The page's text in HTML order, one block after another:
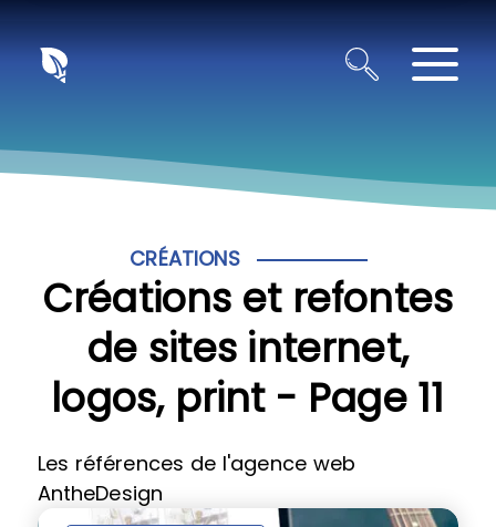
CRÉATIONS
Créations et refontes
de sites internet,
logos, print - Page 11
Les références de l'agence web
AntheDesign
Panneau de gestion des cookies